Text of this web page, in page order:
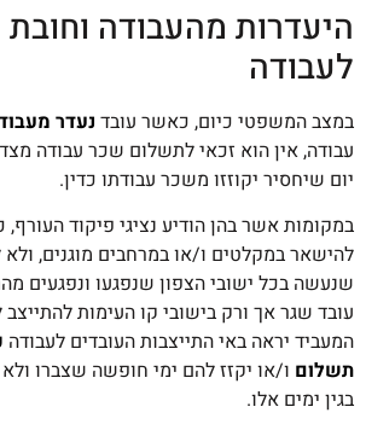
היעדרות מהעבודה וחובת
לעבודה
במצב המשפטי כיום, כאשר עובד נעדר
עבודה, אין הוא זכאי לתשלום שכר עבודה
יום שיחסיר יקוזזו משכר עבודתו כדין.
במקומות אשר בהן הודיע נציגי פיקוד
להישאר במקלטים ו/או במרחבים מוגנים,
שנעשה בכל ישובי הצפון שנפגעו ונפגעים
עובד שגר אך ורק בישובי קו העימות
המעביד יראה באי התייצבות העובדים לעבודה
תשלום ו/או יקזז להם ימי חופשה שצברו
בגין ימים אלו.